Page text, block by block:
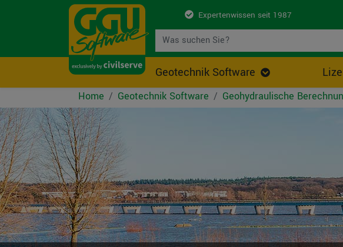
Expertenwissen seit 1987
Geotechnik Software
Home Geotechnik Software Geohydraulische